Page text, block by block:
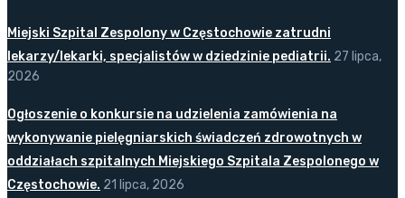
Miejski Szpital Zespolony w Częstochowie zatrudni
lekarzy/lekarki, specjalistów w dziedzinie pediatrii. 27 lipca,
2026
Ogłoszenie o konkursie na udzielenia zamówienia na
wykonywanie pielęgniarskich świadczeń zdrowotnych w
oddziałach szpitalnych Miejskiego Szpitala Zespolonego w
Częstochowie. 21 lipca, 2026